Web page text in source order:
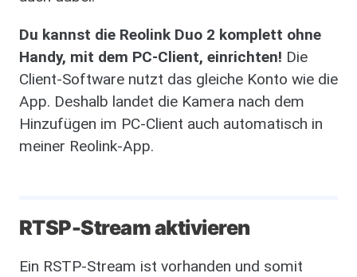
Du kannst die Reolink Duo 2 komplett ohne
Handy, mit dem PC-Client, einrichten! Die
Client-Software nutzt das gleiche Konto wie die
App. Deshalb landet die Kamera nach dem
Hinzufügen im PC-Client auch automatisch in
meiner Reolink-App.
RTSP-Stream aktivieren
Ein RSTP-Stream ist vorhanden und somit